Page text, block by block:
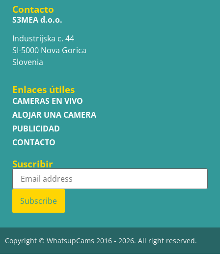
Contacto
S3MEA d.o.o.
Industrijska c. 44
SI-5000 Nova Gorica
Slovenia
Enlaces útiles
CAMERAS EN VIVO
ALOJAR UNA CAMERA
PUBLICIDAD
CONTACTO
Suscribir
Subscribe
Copyright © WhatsupCams 2016 - 2026. All right reserved.